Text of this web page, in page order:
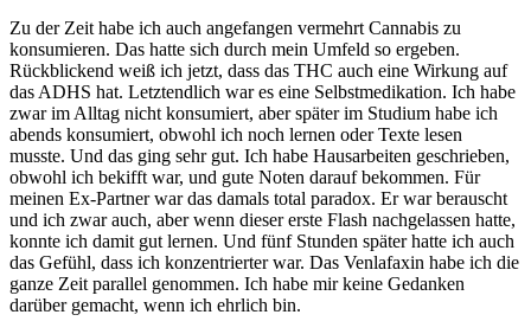
Zu der Zeit habe ich auch angefangen vermehrt Cannabis zu
konsumieren. Das hatte sich durch mein Umfeld so ergeben.
Rückblickend weiß ich jetzt, dass das THC auch eine Wirkung auf
das ADHS hat. Letztendlich war es eine Selbstmedikation. Ich habe
zwar im Alltag nicht konsumiert, aber später im Studium habe ich
abends konsumiert, obwohl ich noch lernen oder Texte lesen
musste. Und das ging sehr gut. Ich habe Hausarbeiten geschrieben,
obwohl ich bekifft war, und gute Noten darauf bekommen. Für
meinen Ex-Partner war das damals total paradox. Er war berauscht
und ich zwar auch, aber wenn dieser erste Flash nachgelassen hatte,
konnte ich damit gut lernen. Und fünf Stunden später hatte ich auch
das Gefühl, dass ich konzentrierter war. Das Venlafaxin habe ich die
ganze Zeit parallel genommen. Ich habe mir keine Gedanken
darüber gemacht, wenn ich ehrlich bin.